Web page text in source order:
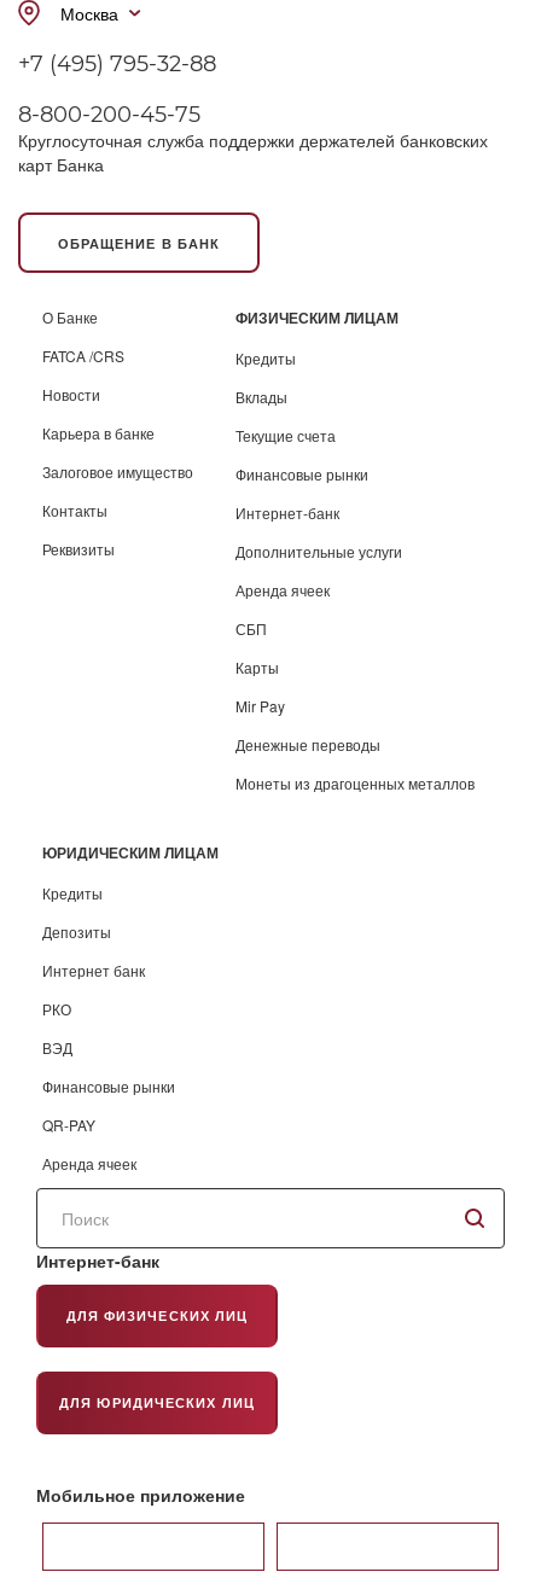
Москва
+7 (495) 795-32-88
8-800-200-45-75
Круглосуточная служба поддержки держателей банковских
карт Банка
ОБРАЩЕНИЕ В БАНК
О Банке
FATCA /CRS
Новости
Карьера в банке
Залоговое имущество
Контакты
Реквизиты
ФИЗИЧЕСКИМ ЛИЦАМ
Кредиты
Вклады
Текущие счета
Финансовые рынки
Интернет-банк
Дополнительные услуги
Аренда ячеек
СБП
Карты
Mir Pay
Денежные переводы
Монеты из драгоценных металлов
ЮРИДИЧЕСКИМ ЛИЦАМ
Кредиты
Депозиты
Интернет банк
РКО
ВЭД
Финансовые рынки
QR-PAY
Аренда ячеек
Поиск
сайту
Интернет-банк
ДЛЯ ФИЗИЧЕСКИХ ЛИЦ
ДЛЯ ЮРИДИЧЕСКИХ ЛИЦ
Мобильное приложение